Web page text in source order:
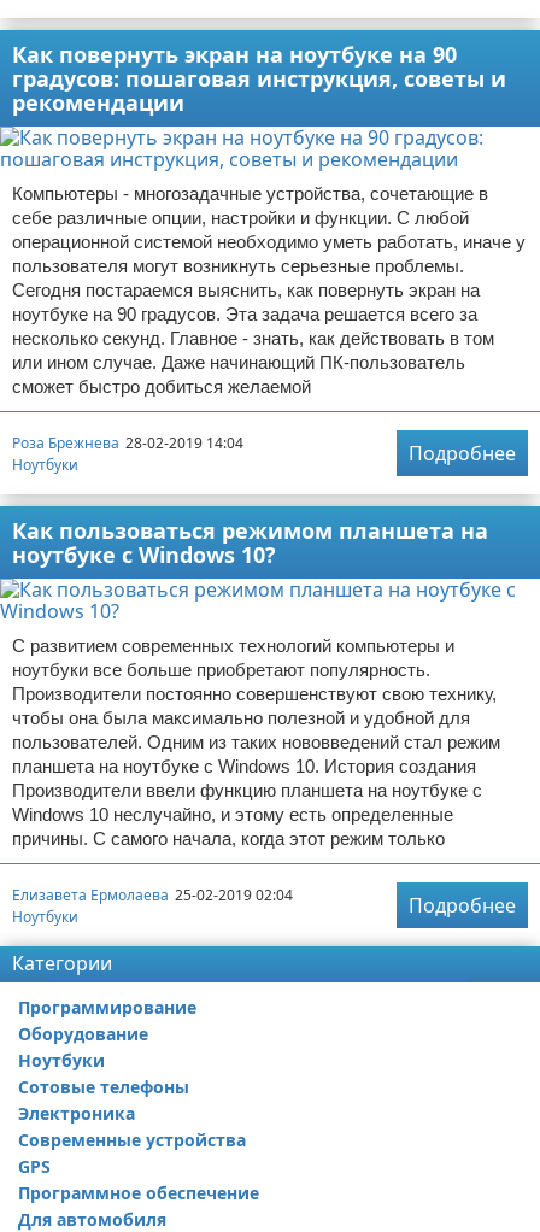
Как повернуть экран на ноутбуке на 90
градусов: пошаговая инструкция, советы и
рекомендации
Компьютеры - многозадачные устройства, сочетающие в
себе различные опции, настройки и функции. С любой
операционной системой необходимо уметь работать, иначе у
пользователя могут возникнуть серьезные проблемы.
Сегодня постараемся выяснить, как повернуть экран на
ноутбуке на 90 градусов. Эта задача решается всего за
несколько секунд. Главное - знать, как действовать в том
или ином случае. Даже начинающий ПК-пользователь
сможет быстро добиться желаемой
Роза Брежнева 28-02-2019 14:04
Ноутбуки
Подробнее
Как пользоваться режимом планшета на
ноутбуке с Windows 10?
С развитием современных технологий компьютеры и
ноутбуки все больше приобретают популярность.
Производители постоянно совершенствуют свою технику,
чтобы она была максимально полезной и удобной для
пользователей. Одним из таких нововведений стал режим
планшета на ноутбуке с Windows 10. История создания
Производители ввели функцию планшета на ноутбуке с
Windows 10 неслучайно, и этому есть определенные
причины. С самого начала, когда этот режим только
Елизавета Ермолаева 25-02-2019 02:04
Ноутбуки
Подробнее
Категории
Программирование
Оборудование
Ноутбуки
Сотовые телефоны
Электроника
Современные устройства
GPS
Программное обеспечение
Для автомобиля